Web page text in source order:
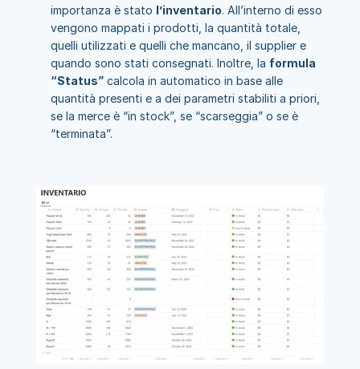
importanza è stato l’inventario. All’interno di esso
vengono mappati i prodotti, la quantità totale,
quelli utilizzati e quelli che mancano, il supplier e
quando sono stati consegnati. Inoltre, la formula
“Status” calcola in automatico in base alle
quantità presenti e a dei parametri stabiliti a priori,
se la merce è “in stock”, se “scarseggia” o se è
“terminata”.